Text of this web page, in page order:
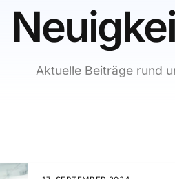
Aktuelle Beiträge rund